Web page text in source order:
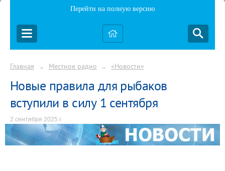
Перейти на полную версию
Главная → Местное радио → «Новости»
Новые правила для рыбаков
вступили в силу 1 сентября
2 сентября 2025 г.